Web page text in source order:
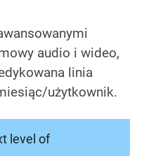
audio i wideo,
linia
użytkownik.
level of